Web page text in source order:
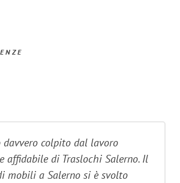
davvero colpito dal lavoro
affidabile di Traslochi Salerno. Il
mobili a Salerno si è svolto